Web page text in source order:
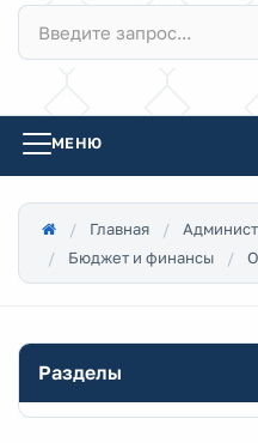
МЕНЮ
Главная
Бюджет и финансы
Разделы